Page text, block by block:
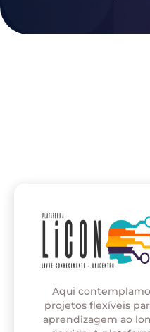
Aqui
projetos flexíveis
aprendizagem ao